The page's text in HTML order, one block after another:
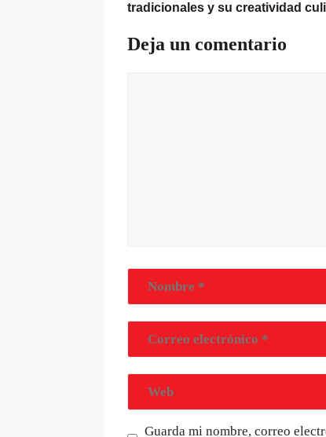
tradicionales y su creatividad
Deja un comentario
Guarda mi nombre, correo